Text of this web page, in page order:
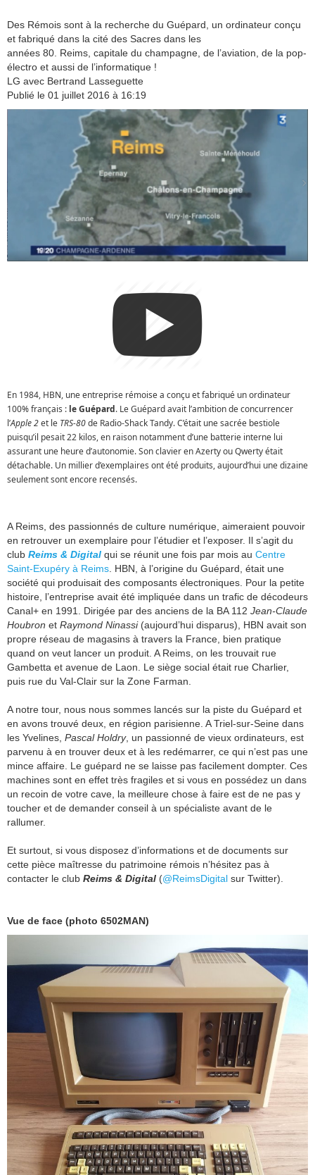
Des Rémois sont à la recherche du Guépard, un ordinateur conçu
et fabriqué dans la cité des Sacres dans les
années 80. Reims, capitale du champagne, de l’aviation, de la pop-
électro et aussi de l’informatique !
LG avec Bertrand Lasseguette
Publié le 01 juillet 2016 à 16:19
En 1984, HBN, une entreprise rémoise a conçu et fabriqué un ordinateur
100% français : le Guépard. Le Guépard avait l’ambition de concurrencer
l’Apple 2et le TRS-80de Radio-Shack Tandy. C’était une sacrée bestiole
puisqu’il pesait 22 kilos, en raison notamment d’une batterie interne lui
assurant une heure d’autonomie. Son clavier en Azerty ou Qwerty était
détachable. Un millier d’exemplaires ont été produits, aujourd’hui une dizaine
seulement sont encore recensés.
A Reims, des passionnés de culture numérique, aimeraient pouvoir
en retrouver un exemplaire pour l’étudier et l’exposer. Il s’agit du
club Reims & Digital qui se réunit une fois par mois au Centre
Saint-Exupéry à Reims . HBN, à l’origine du Guépard, était une
société qui produisait des composants électroniques. Pour la petite
histoire, l’entreprise avait été impliquée dans un trafic de décodeurs
Canal+ en 1991. Dirigée par des anciens de la BA 112 Jean-Claude
Houbron et Raymond Ninassi(aujourd’hui disparus), HBN avait son
propre réseau de magasins à travers la France, bien pratique
quand on veut lancer un produit. A Reims, on les trouvait rue
Gambetta et avenue de Laon. Le siège social était rue Charlier,
puis rue du Val-Clair sur la Zone Farman.
A notre tour, nous nous sommes lancés sur la piste du Guépard et
en avons trouvé deux, en région parisienne. A Triel-sur-Seine dans
les Yvelines, Pascal Holdry, un passionné de vieux ordinateurs, est
parvenu à en trouver deux et à les redémarrer, ce qui n’est pas une
mince affaire. Le guépard ne se laisse pas facilement dompter. Ces
machines sont en effet très fragiles et si vous en possédez un dans
un recoin de votre cave, la meilleure chose à faire est de ne pas y
toucher et de demander conseil à un spécialiste avant de le
rallumer.
Et surtout, si vous disposez d’informations et de documents sur
cette pièce maîtresse du patrimoine rémois n’hésitez pas à
contacter le club Reims & Digital (@ReimsDigital sur Twitter).
Vue de face (photo 6502MAN)